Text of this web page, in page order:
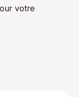
votre